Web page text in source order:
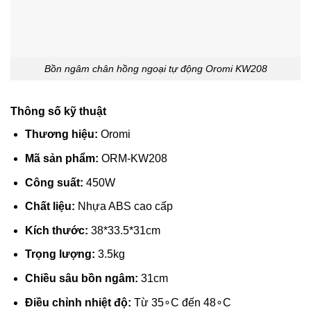
Bồn ngâm chân hồng ngoại tự động Oromi KW208
Thông số kỹ thuật
Thương hiệu: Oromi
Mã sản phẩm: ORM-KW208
Công suất: 450W
Chất liệu: Nhựa ABS cao cấp
Kích thước: 38*33.5*31cm
Trọng lượng: 3.5kg
Chiều sâu bồn ngâm: 31cm
Điều chỉnh nhiệt độ: Từ 35∘C đến 48∘C